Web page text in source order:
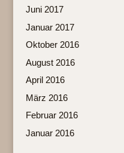
Juni 2017
Januar 2017
Oktober 2016
August 2016
April 2016
März 2016
Februar 2016
Januar 2016